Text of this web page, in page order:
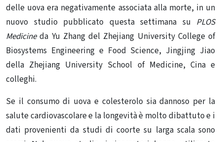
delle uova era negativamente associata alla morte, in un
nuovo studio pubblicato questa settimana su PLOS
Medicineda Yu Zhang del Zhejiang University College of
Biosystems Engineering e Food Science, Jingjing Jiao
della Zhejiang University School of Medicine, Cina e
colleghi.
Se il consumo di uova e colesterolo sia dannoso per la
salute cardiovascolare e la longevità è molto dibattuto e i
dati provenienti da studi di coorte su larga scala sono